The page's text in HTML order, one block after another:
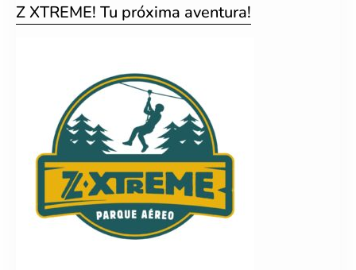
Z XTREME! Tu próxima aventura!